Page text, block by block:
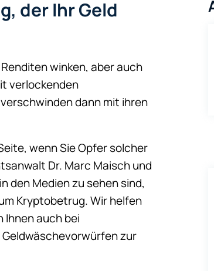
der Ihr Geld
winken, aber auch
verlockenden
dann mit ihren
wenn Sie Opfer solcher
Dr. Marc Maisch und
den Medien zu sehen sind,
Kryptobetrug. Wir helfen
Ihnen auch bei
zur